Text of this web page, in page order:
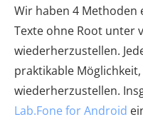
Wir haben 4
Texte ohne Root unter
wiederherzustellen.
praktikable
wiederherzustellen.
Lab.Fone for Android